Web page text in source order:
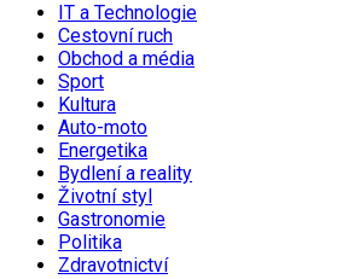
IT a Technologie
Cestovní ruch
Obchod a média
Sport
Kultura
Auto-moto
Energetika
Bydlení a reality
Životní styl
Gastronomie
Politika
Zdravotnictví